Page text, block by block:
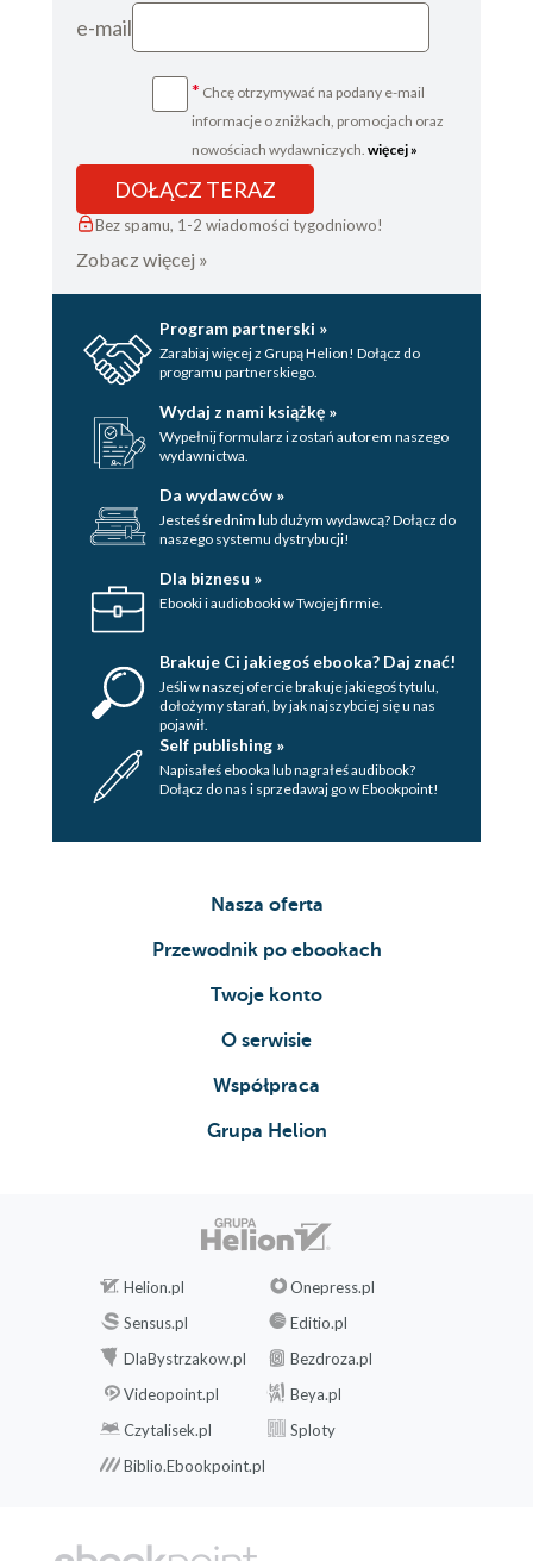
e-mail
* Chcę otrzymywać na podany e-mail
informacje o zniżkach, promocjach oraz
nowościach wydawniczych. więcej »
DOŁĄCZ TERAZ
Bez spamu, 1-2 wiadomości tygodniowo!
Zobacz więcej »
Program partnerski »
Zarabiaj więcej z Grupą Helion! Dołącz do
programu partnerskiego.
Wydaj z nami książkę »
Wypełnij formularz i zostań autorem naszego
wydawnictwa.
Da wydawców »
Jesteś średnim lub dużym wydawcą? Dołącz do
naszego systemu dystrybucji!
Dla biznesu »
Ebooki i audiobooki w Twojej firmie.
Brakuje Ci jakiegoś ebooka? Daj znać!
Jeśli w naszej ofercie brakuje jakiegoś tytulu,
dołożymy starań, by jak najszybciej się u nas
pojawił.
Self publishing »
Napisałeś ebooka lub nagrałeś audibook?
Dołącz do nas i sprzedawaj go w Ebookpoint!
Nasza oferta
Przewodnik po ebookach
Twoje konto
O serwisie
Współpraca
Grupa Helion
Helion.pl
Onepress.pl
Sensus.pl
Editio.pl
DlaBystrzakow.pl
Bezdroza.pl
Videopoint.pl
Beya.pl
Czytalisek.pl
Sploty
Biblio.Ebookpoint.pl